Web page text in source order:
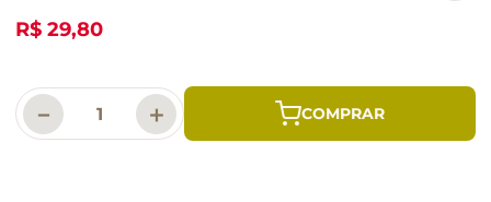
R$ 29,80
＋
－